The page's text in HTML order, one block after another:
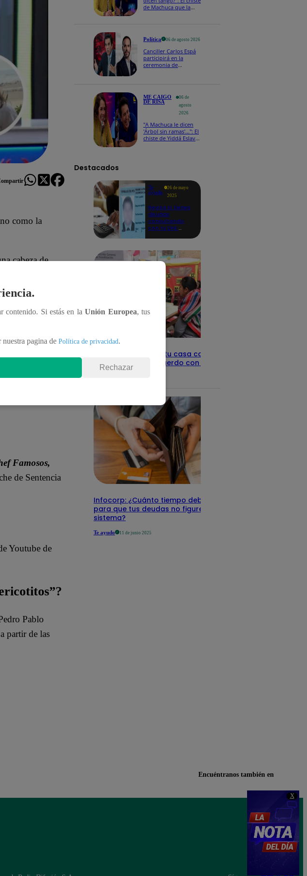
X
como la
cabeza de
vayan al
se pone
Famosos,
de Sentencia
Youtube de
Pablo
partir de las
de Machuca que la
Política 06 de agosto 2026
Canciller Carlos Espá
participirá en la
ceremonia de
ME CAIGO
DE RISA
06 de
agosto
2026
"A Machuca le dicen
'Árbol sin ramas'...": El
chiste de Yiddá Eslava
Destacados
Te
ayudo
26 de mayo
2025
Revisa si tienes
deudas
consultando
con tu DNI:
detalles
Revisa con tu DNI si tu casa califica
como pobre, de acuerdo con el Sisfoh
Infocorp: ¿Cuánto tiempo debe pasar
para que tus deudas no figuren en su
sistema?
Te ayudo 11 de junio 2025
contenido. Si estás en laUnión Europea, tus
pagina de Política de privacidad.
Rechazar
Encuéntranos también en